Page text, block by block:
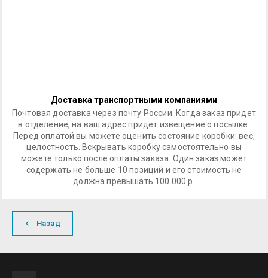
Доставка транспортными компаниями
Почтовая доставка через почту России. Когда заказ придет
в отделение, на ваш адрес придет извещение о посылке.
Перед оплатой вы можете оценить состояние коробки: вес,
целостность. Вскрывать коробку самостоятельно вы
можете только после оплаты заказа. Один заказ может
содержать не больше 10 позиций и его стоимость не
должна превышать 100 000 р.
Назад